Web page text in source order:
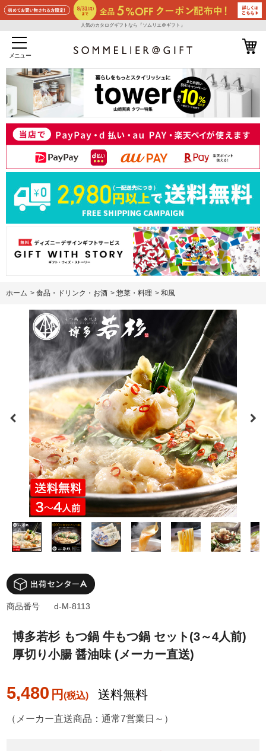
人気のカタログギフトなら『ソムリエ＠ギフト』
メニュー
ホーム > 食品・ドリンク・お酒 > 惣菜・料理 > 和風
博多若杉 もつ鍋 牛もつ鍋 セット(3～4人前)
厚切り小腸 醤油味 (メーカー直送)
5,480 円 送料無料
商品番号 d-M-8113
（メーカー直送商品：通常7営業日～）